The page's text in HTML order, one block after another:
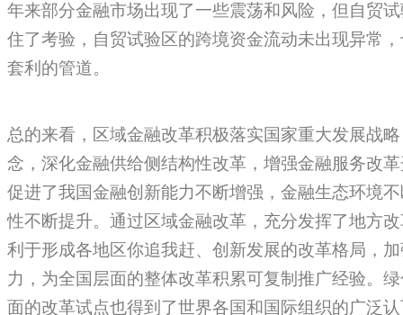
年来部分金融市场出现了一些震荡和风险，但自贸
住了考验，自贸试验区的跨境资金流动未出现异常
套利的管道。
总的来看，区域金融改革积极落实国家重大发展战
念，深化金融供给侧结构性改革，增强金融服务改
促进了我国金融创新能力不断增强，金融生态环境
性不断提升。通过区域金融改革，充分发挥了地方
利于形成各地区你追我赶、创新发展的改革格局，
力，为全国层面的整体改革积累可复制推广经验。
面的改革试点也得到了世界各国和国际组织的广泛